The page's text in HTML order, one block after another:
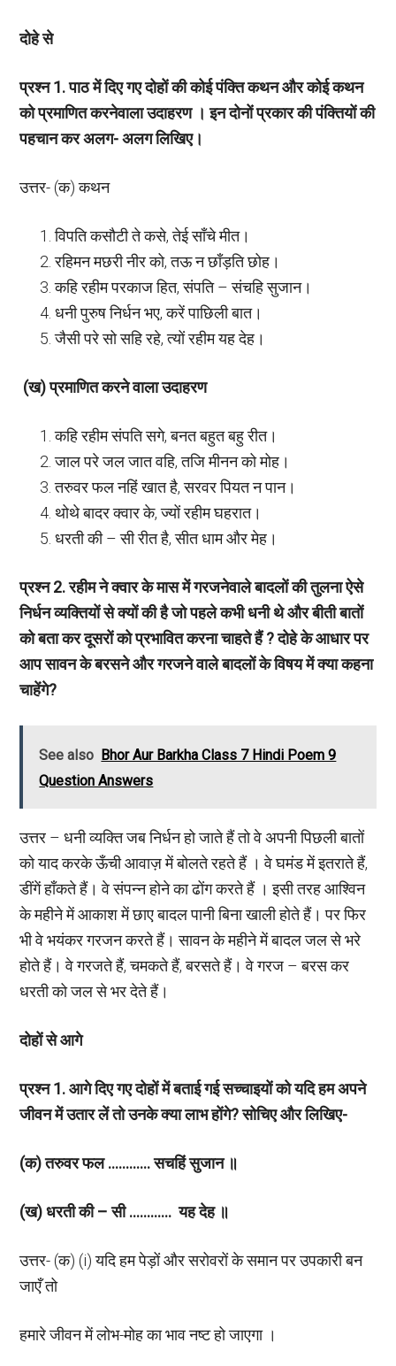
दोहे से
प्रश्न1. पाठ में दिए गए दोहों की कोई पंक्ति कथन और कोई कथन
को प्रमाणित करनेवाला उदाहरण । इन दोनों प्रकार की पंक्तियों की
पहचान कर अलग- अलग लिखिए।
उत्तर- (क) कथन
विपति कसौटी ते कसे, तेई साँचे मीत।
रहिमन मछरी नीर को, तऊ न छाँड़ति छोह।
कहि रहीम परकाज हित, संपति – संचहि सुजान।
धनी पुरुष निर्धन भए, करें पाछिली बात।
जैसी परे सो सहि रहे, त्यों रहीम यह देह।
(ख) प्रमाणित करने वाला उदाहरण
कहि रहीम संपति सगे, बनत बहुत बहु रीत।
जाल परे जल जात वहि, तजि मीनन को मोह।
तरुवर फल नहिं खात है, सरवर पियत न पान।
थोथे बादर क्वार के, ज्यों रहीम घहरात।
धरती की – सी रीत है, सीत धाम और मेह।
प्रश्न2. रहीम ने क्वार के मास में गरजनेवाले बादलों की तुलना ऐसे
निर्धन व्यक्तियों से क्यों की है जो पहले कभी धनी थे और बीती बातों
को बता कर दूसरों को प्रभावित करना चाहते हैं ? दोहे के आधार पर
आप सावन के बरसने और गरजने वाले बादलों के विषय में क्या कहना
चाहेंगे?
See also Bhor Aur Barkha Class 7 Hindi Poem 9
Question Answers
उत्तर – धनी व्यक्ति जब निर्धन हो जाते हैं तो वे अपनी पिछली बातों
को याद करके ऊँची आवाज़ में बोलते रहते हैं । वे घमंड में इतराते हैं,
डींगें हाँकते हैं। वे संपन्न होने का ढोंग करते हैं । इसी तरह आश्विन
के महीने में आकाश में छाए बादल पानी बिना खाली होते हैं। पर फिर
भी वे भयंकर गरजन करते हैं। सावन के महीने में बादल जल से भरे
होते हैं। वे गरजते हैं, चमकते हैं, बरसते हैं। वे गरज – बरस कर
धरती को जल से भर देते हैं।
दोहों से आगे
प्रश्न 1. आगे दिए गए दोहों में बताई गई सच्चाइयों को यदि हम अपने
जीवन में उतार लें तो उनके क्या लाभ होंगे? सोचिए और लिखिए-
(क) तरुवर फल ………… सचहिं सुजान ॥
(ख) धरती की – सी ………… यह देह ॥
उत्तर- (क) (i) यदि हम पेड़ों और सरोवरों के समान पर उपकारी बन
जाएँ तो
हमारे जीवन में लोभ-मोह का भाव नष्ट हो जाएगा ।